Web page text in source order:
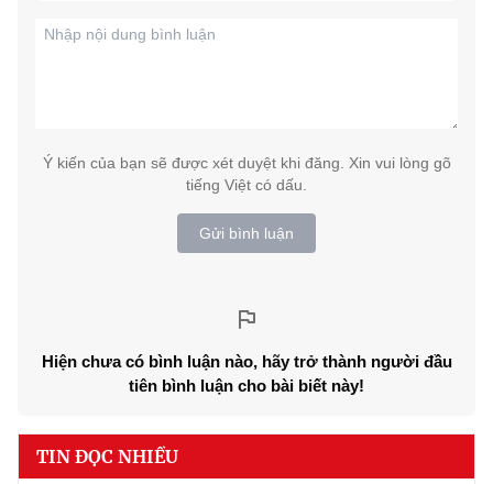
Ý kiến của bạn sẽ được xét duyệt khi đăng. Xin vui lòng gõ
tiếng Việt có dấu.
Gửi bình luận
Hiện chưa có bình luận nào, hãy trở thành người đầu
tiên bình luận cho bài biết này!
TIN ĐỌC NHIỀU